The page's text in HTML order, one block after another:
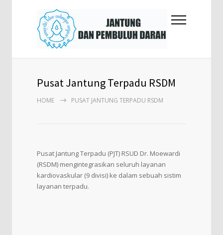
Pusat Jantung Terpadu RSDM
HOME PUSAT JANTUNG TERPADU RSDM
Pusat Jantung Terpadu (PJT) RSUD Dr. Moewardi
(RSDM) mengintegrasikan seluruh layanan
kardiovaskular (9 divisi) ke dalam sebuah sistim
layanan terpadu.